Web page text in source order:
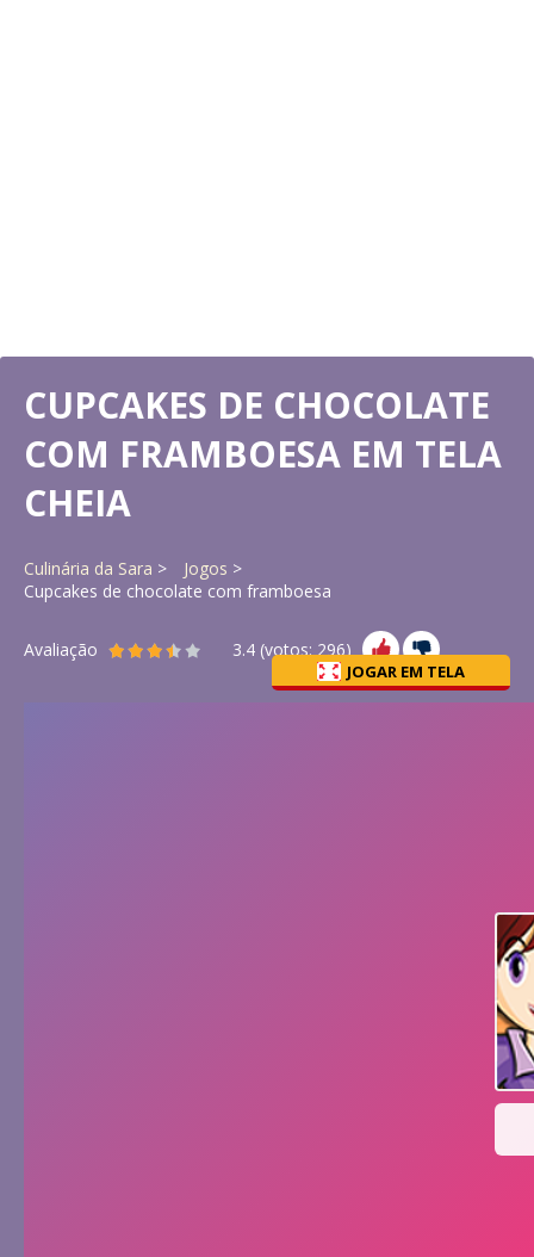
CUPCAKES DE CHOCOLATE
COM FRAMBOESA EM TELA
CHEIA
Culinária da Sara
Jogos
Cupcakes de chocolate com framboesa
Avaliação 3.4 (votos:296)
JOGAR EM TELA